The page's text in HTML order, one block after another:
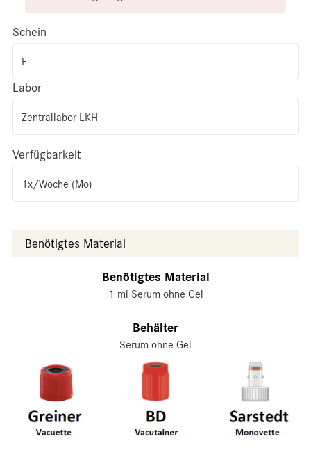
Schein
E
Labor
Zentrallabor LKH
Verfügbarkeit
1x/Woche (Mo)
Benötigtes Material
Benötigtes Material
1 ml Serum ohne Gel
Behälter
Serum ohne Gel